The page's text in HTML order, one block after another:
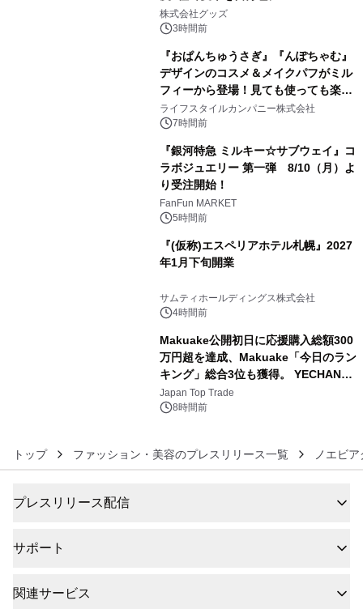
株式会社グッズ
3時間前
『おぱんちゅうさぎ』『んぽちゃむ』
デザインのコスメ＆メイクパフがミル
フィーから登場！見ても使っても楽し
い、ポップでキュートなコレクショ
ン。
ライフスタイルカンパニー株式会社
7時間前
『銀河特急 ミルキー☆サブウェイ』コ
ラボジュエリー 第一弾 8/10（月）よ
り受注開始！
FanFun MARKET
5時間前
『(仮称)エスペリアホテル札幌』2027
年1月下旬開業
サムティホールディングス株式会社
4時間前
Makuake公開初日に応援購入総額300
万円超を達成、Makuake「今日のラン
キング」総合3位も獲得。 YECHAN音
浴シンギングボウル第2弾の大型サイ
ズ（XL・2XL・3XL）を先行販売中
Japan Top Trade
8時間前
トップ ファッション・美容のプレスリリース一覧 ノエビ
プレスリリース配信
サポート
関連サービス